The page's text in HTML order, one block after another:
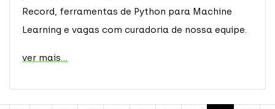
Record, ferramentas de Python para Machine
Learning e vagas com curadoria de nossa equipe.
ver mais...